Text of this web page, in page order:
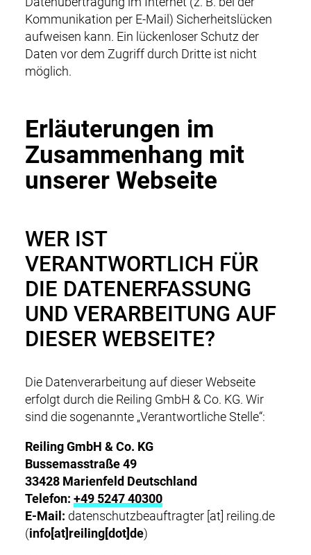
Kommunikation per E-Mail) Sicherheitslücken
aufweisen kann. Ein lückenloser Schutz der
Daten vor dem Zugriff durch Dritte ist nicht
möglich.
Erläuterungen im
Zusammenhang mit
unserer Webseite
WER IST
VERANTWORTLICH FÜR
DIE DATENERFASSUNG
UND VERARBEITUNG AUF
DIESER WEBSEITE?
Die Datenverarbeitung auf dieser Webseite
erfolgt durch die Reiling GmbH & Co. KG. Wir
sind die sogenannte „Verantwortliche Stelle“:
Reiling GmbH & Co. KG
Bussemasstraße 49
33428 Marienfeld Deutschland
Telefon: +49 5247 40300
E-Mail: datenschutzbeauftragter[at] reiling.de
(info[at]reiling[dot]de)